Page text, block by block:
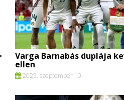
Varga Barnabás duplája
ellen
2025. szeptember 10.